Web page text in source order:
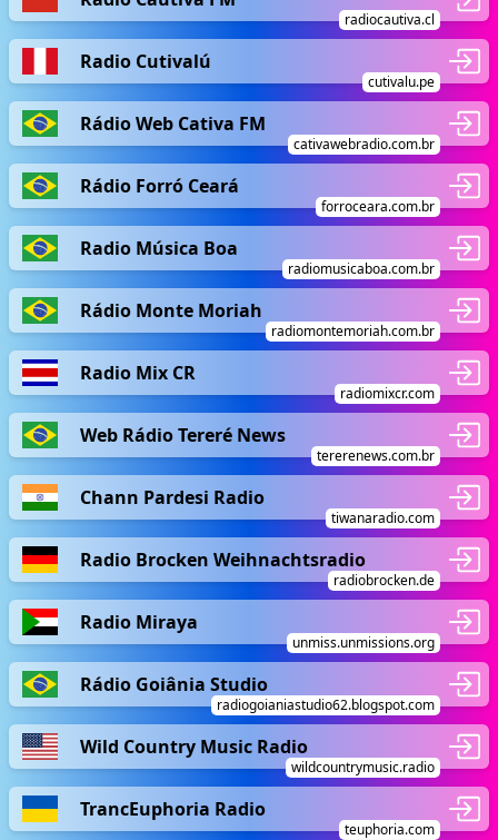
radiocautiva.cl
Radio Cutivalú
cutivalu.pe
Rádio Web Cativa FM
cativawebradio.com.br
Rádio Forró Ceará
forroceara.com.br
Radio Música Boa
radiomusicaboa.com.br
Rádio Monte Moriah
radiomontemoriah.com.br
Radio Mix CR
radiomixcr.com
Web Rádio Tereré News
tererenews.com.br
Chann Pardesi Radio
tiwanaradio.com
Radio Brocken Weihnachtsradio
radiobrocken.de
Radio Miraya
unmiss.unmissions.org
Rádio Goiânia Studio
radiogoianiastudio62.blogspot.com
Wild Country Music Radio
wildcountrymusic.radio
TrancEuphoria Radio
teuphoria.com